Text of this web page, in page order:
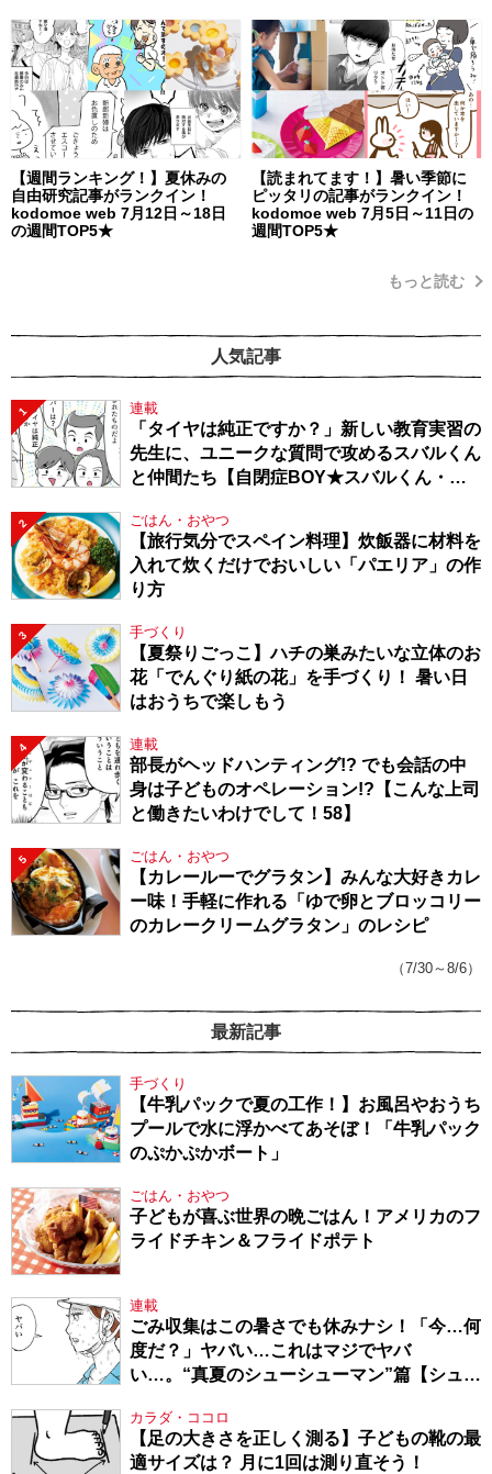
【週間ランキング！】夏休みの
自由研究記事がランクイン！
kodomoe web 7月12日～18日
の週間TOP5★
【読まれてます！】暑い季節に
ピッタリの記事がランクイン！
kodomoe web 7月5日～11日の
週間TOP5★
もっと読む
人気記事
1 連載
「タイヤは純正ですか？」新しい教育実習の
先生に、ユニークな質問で攻めるスバルくん
と仲間たち【自閉症BOY★スバルくん・
2 ごはん・おやつ
【旅行気分でスペイン料理】炊飯器に材料を
入れて炊くだけでおいしい「パエリア」の作
り方
3 手づくり
【夏祭りごっこ】ハチの巣みたいな立体のお
花「でんぐり紙の花」を手づくり！ 暑い日
はおうちで楽しもう
4 連載
部長がヘッドハンティング!? でも会話の中
身は子どものオペレーション!?【こんな上司
と働きたいわけでして！58】
5 ごはん・おやつ
【カレールーでグラタン】みんな大好きカレ
ー味！手軽に作れる「ゆで卵とブロッコリー
のカレークリームグラタン」のレシピ
（7/30～8/6）
最新記事
手づくり
【牛乳パックで夏の工作！】お風呂やおうち
プールで水に浮かべてあそぼ！「牛乳パック
のぷかぷかボート」
ごはん・おやつ
子どもが喜ぶ世界の晩ごはん！アメリカのフ
ライドチキン＆フライドポテト
連載
ごみ収集はこの暑さでも休みナシ！「今…何
度だ？」ヤバい…これはマジでヤバ
い…。“真夏のシューシューマン”篇【シュー
カラダ・ココロ
【足の大きさを正しく測る】子どもの靴の最
適サイズは？ 月に1回は測り直そう！